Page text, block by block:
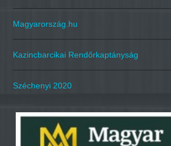
Magyarország.hu
Kazincbarcikai Rendőrkaptányság
Széchenyi 2020